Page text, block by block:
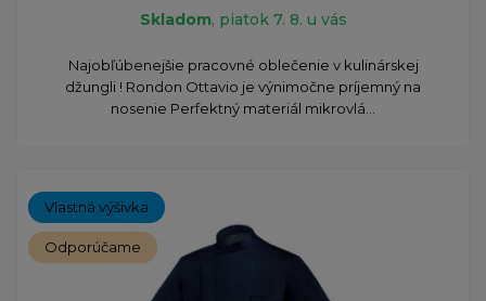
Skladom, piatok 7. 8. u vás
​Najobľúbenejšie pracovné oblečenie v kulinárskej
džungli ! Rondon Ottavio je výnimočne príjemný na
nosenie Perfektný materiál mikrovlá...
Vlastná výšivka
Odporúčame